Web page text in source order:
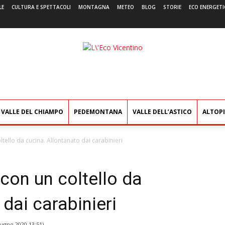
CULTURA E SPETTACOLI MONTAGNA METEO BLOG STORIE ECO
L'Eco
VALLE DEL CHIAMPO PEDEMONTANA VALLE DELL’ASTICO
da cucina. Allontanato dai carabinieri
un coltello da
carabinieri